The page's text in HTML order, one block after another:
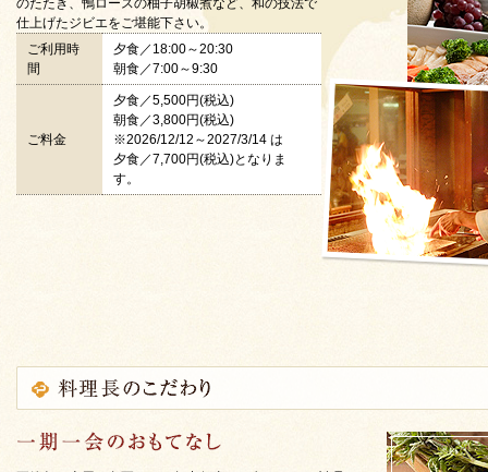
のたたき、鴨ロースの柚子胡椒煮など、和の技法で
仕上げたジビエをご堪能下さい。
ご利用時
間
夕食／18:00～20:30
朝食／7:00～9:30
ご料金
夕食／5,500円(税込)
朝食／3,800円(税込)
※2026/12/12～2027/3/14 は
夕食／7,700円(税込)となりま
す。